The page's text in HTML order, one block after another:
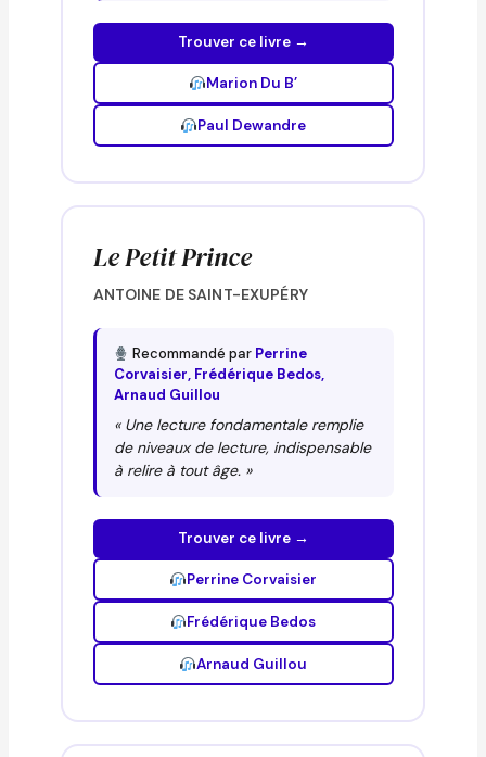
Trouver ce livre →
Marion Du B’
Paul Dewandre
Le Petit Prince
ANTOINE DE SAINT-EXUPÉRY
Recommandé par Perrine
Corvaisier, Frédérique Bedos,
Arnaud Guillou
« Une lecture fondamentale remplie
de niveaux de lecture, indispensable
à relire à tout âge. »
Trouver ce livre →
Perrine Corvaisier
Frédérique Bedos
Arnaud Guillou